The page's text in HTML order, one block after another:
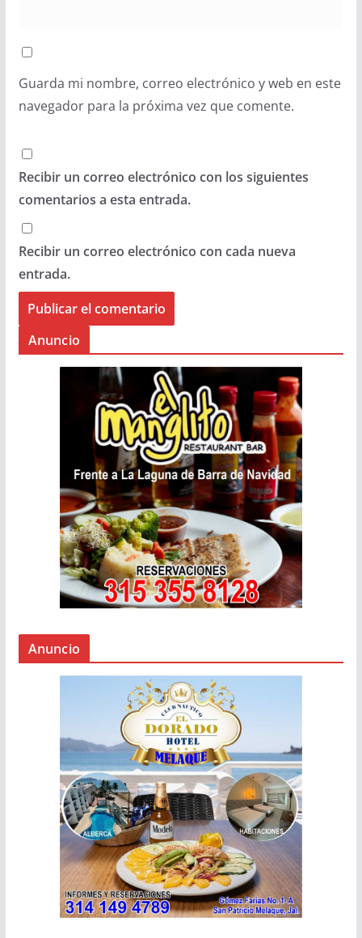
Guarda mi nombre, correo electrónico y web en este
navegador para la próxima vez que comente.
Recibir un correo electrónico con los siguientes
comentarios a esta entrada.
Recibir un correo electrónico con cada nueva
entrada.
Anuncio
Anuncio